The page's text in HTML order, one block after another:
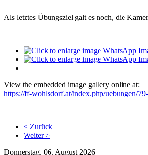
Als letztes Übungsziel galt es noch, die
View the embedded image gallery online at:
https://ff-wohlsdorf.at/index.php/uebungen/
< Zurück
Weiter >
Donnerstag, 06. August 2026